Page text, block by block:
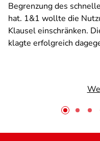
Begrenzung des
hat. 1&1 wollte die
Klausel einschränken.
klagte erfolgreich